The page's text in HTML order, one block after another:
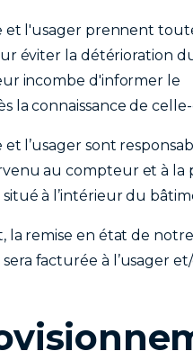
et l'usager prennent
éviter la détérioration
incombe d'informer le
la connaissance de celle-
l’usager sont
au compteur et à la
à l’intérieur du
la remise en état de notre
facturée à l’usager